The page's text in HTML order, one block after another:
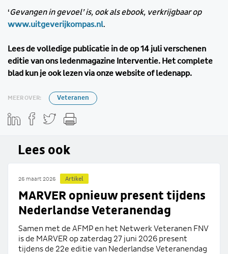
‘Gevangen in gevoel’ is, ook als ebook, verkrijgbaar op
www.uitgeverijkompas.nl.
Lees de volledige publicatie in de op 14 juli verschenen
editie van ons ledenmagazine Interventie. Het complete
blad kun je ook lezen via onze website of ledenapp.
MEER OVER: Veteranen
Lees ook
26 maart 2026 Artikel
MARVER opnieuw present tijdens
Nederlandse Veteranendag
Samen met de AFMP en het Netwerk Veteranen FNV
is de MARVER op zaterdag 27 juni 2026 present
tijdens de 22e editie van Nederlandse Veteranendag